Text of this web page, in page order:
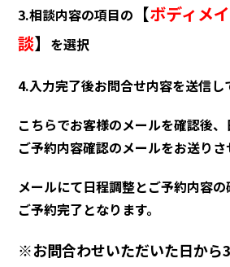
3.相談内容の項目の 【ボディメ
談】 を選択
4.入力完了後お問合せ内容を送信し
こちらでお客様のメールを確認後
ご予約内容確認のメールをお送りさ
メールにて日程調整とご予約内容
ご予約完了となります。
※お問合わせいただいた日から